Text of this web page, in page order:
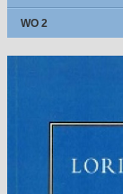
WO 2